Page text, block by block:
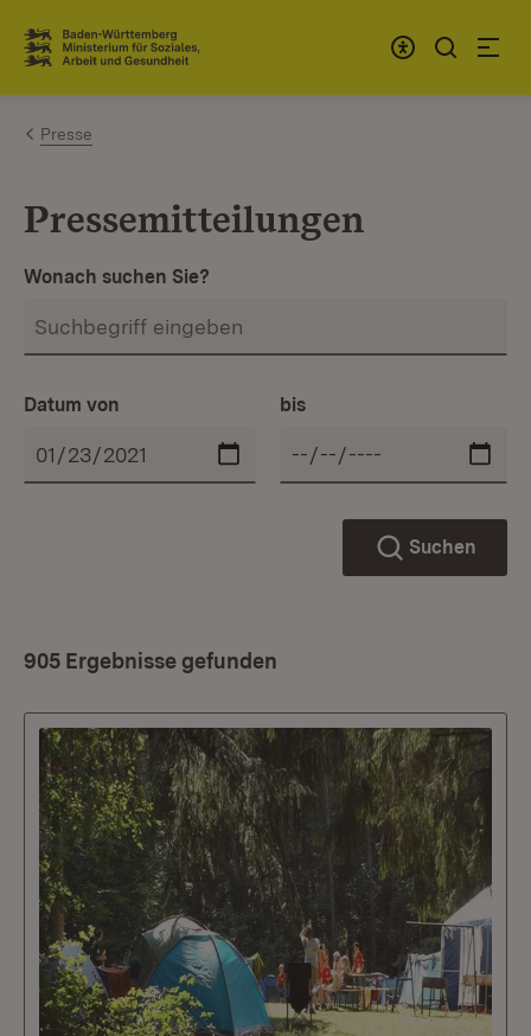
Zum Inhalt springen
Link zur Startseite
Presse
Pressemitteilungen
Wonach suchen Sie?
Datum von bis
Suchen
905 Ergebnisse gefunden